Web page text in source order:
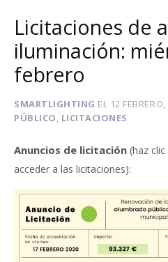
Licitaciones de
iluminación:
febrero
SMARTLIGHTING EL 12
PÚBLICO, LICITACIONES
Anuncios de licitación (haz
acceder a las licitaciones):